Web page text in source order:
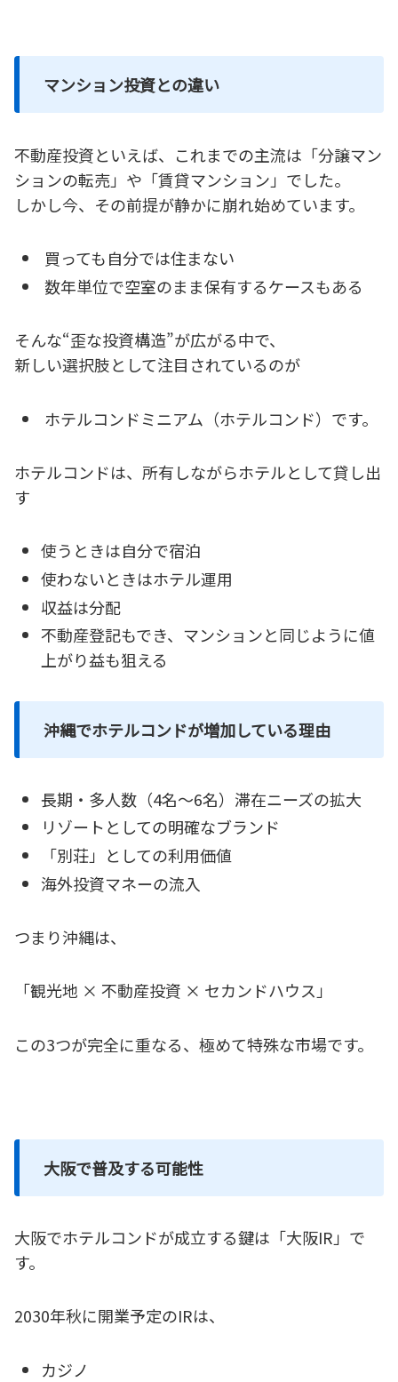
マンション投資との違い
不動産投資といえば、これまでの主流は「分譲マン
ションの転売」や「賃貸マンション」でした。
しかし今、その前提が静かに崩れ始めています。
買っても自分では住まない
数年単位で空室のまま保有するケースもある
そんな“歪な投資構造”が広がる中で、
新しい選択肢として注目されているのが
ホテルコンドミニアム（ホテルコンド）です。
ホテルコンドは、所有しながらホテルとして貸し出
す
使うときは自分で宿泊
使わないときはホテル運用
収益は分配
不動産登記もでき、マンションと同じように値
上がり益も狙える
沖縄でホテルコンドが増加している理由
長期・多人数（4名～6名）滞在ニーズの拡大
リゾートとしての明確なブランド
「別荘」としての利用価値
海外投資マネーの流入
つまり沖縄は、
「観光地 × 不動産投資 × セカンドハウス」
この3つが完全に重なる、極めて特殊な市場です。
大阪で普及する可能性
大阪でホテルコンドが成立する鍵は「大阪IR」で
す。
2030年秋に開業予定のIRは、
カジノ